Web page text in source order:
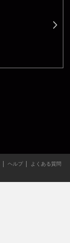
ヘルプ
よくある質問